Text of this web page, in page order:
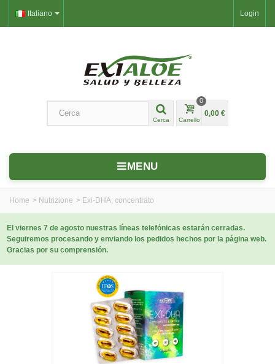
Login
Italiano
Cerca Carrello
0
0,00 €
MENU
Home > Nutrizione > Exi‑DHA, concentrato
El viernes 7 de agosto nuestras líneas telefónicas estarán cerradas.
Seguiremos procesando y enviando los pedidos hechos por la página web.
Gracias por su comprensión.